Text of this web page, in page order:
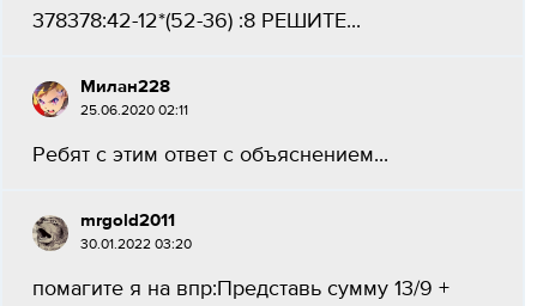
378378:42-12*(52-36) :8 РЕШИТЕ...
Милан228
25.06.2020 02:11
Ребят с этим ответ с объяснением...
mrgold2011
30.01.2022 03:20
помагите я на впр:Представь сумму 13/9 +